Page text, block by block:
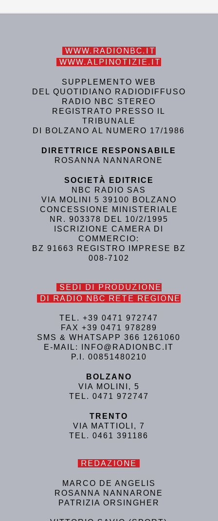
WWW.RADIONBC.IT
WWW.ALPINOTIZIE.IT
SUPPLEMENTO WEB
DEL QUOTIDIANO RADIODIFFUSO
RADIO NBC STEREO
REGISTRATO PRESSO IL
TRIBUNALE
DI BOLZANO AL NUMERO 17/1986
DIRETTRICE RESPONSABILE
ROSANNA NANNARONE
SOCIETÀ EDITRICE
NBC RADIO SAS
VIA MOLINI 5 39100 BOLZANO
CONCESSIONE MINISTERIALE
NR. 903378 DEL 10/2/1995
ISCRIZIONE CAMERA DI
COMMERCIO:
BZ 91663 REGISTRO IMPRESE BZ
008-7102
SEDI DI PRODUZIONE
DI RADIO NBC RETE REGIONE
TEL. +39 0471 972747
FAX +39 0471 978289
SMS & WHATSAPP 366 1261060
E-MAIL: INFO@RADIONBC.IT
P.I. 00851480210
BOLZANO
VIA MOLINI, 5
TEL. 0471 972747
TRENTO
VIA MATTIOLI, 7
TEL. 0461 391186
REDAZIONE
MARCO DE ANGELIS
ROSANNA NANNARONE
PATRIZIA ORSINGHER